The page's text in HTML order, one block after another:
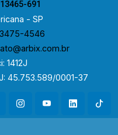
13465-691
- SP
4546
1412J
45.753.589/0001-37